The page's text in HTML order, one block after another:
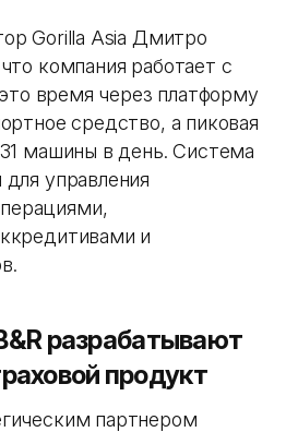
Gorilla Asia Дмитро
компания работает с
время через платформу
средство, а пиковая
31 машины в день. Система
управления
и
разрабатывают
продукт
партнером